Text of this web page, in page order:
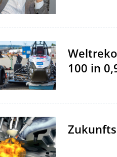
100 in